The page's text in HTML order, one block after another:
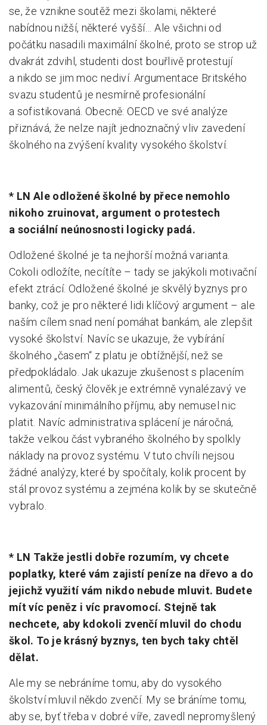
se, že vznikne soutěž mezi školami, některé
nabídnou nižší, některé vyšší… Ale všichni od
počátku nasadili maximální školné, proto se strop už
dvakrát zdvihl, studenti dost bouřlivě protestují
a nikdo se jim moc nediví. Argumentace Britského
svazu studentů je nesmírně profesionální
a sofistikovaná. Obecně: OECD ve své analýze
přiznává, že nelze najít jednoznačný vliv zavedení
školného na zvýšení kvality vysokého školství.
* LN Ale odložené školné by přece nemohlo
nikoho zruinovat, argument o protestech
a sociální neúnosnosti logicky padá.
Odložené školné je ta nejhorší možná varianta.
Cokoli odložíte, necítíte – tady se jakýkoli motivační
efekt ztrácí. Odložené školné je skvělý byznys pro
banky, což je pro některé lidi klíčový argument – ale
naším cílem snad není pomáhat bankám, ale zlepšit
vysoké školství. Navíc se ukazuje, že vybírání
školného „časem“ z platu je obtížnější, než se
předpokládalo. Jak ukazuje zkušenost s placením
alimentů, český člověk je extrémně vynalézavý ve
vykazování minimálního příjmu, aby nemusel nic
platit. Navíc administrativa splácení je náročná,
takže velkou část vybraného školného by spolkly
náklady na provoz systému. V tuto chvíli nejsou
žádné analýzy, které by spočítaly, kolik procent by
stál provoz systému a zejména kolik by se skutečně
vybralo.
* LN Takže jestli dobře rozumím, vy chcete
poplatky, které vám zajistí peníze na dřevo a do
jejichž využití vám nikdo nebude mluvit. Budete
mít víc peněz i víc pravomocí. Stejně tak
nechcete, aby kdokoli zvenčí mluvil do chodu
škol. To je krásný byznys, ten bych taky chtěl
dělat.
Ale my se nebráníme tomu, aby do vysokého
školství mluvil někdo zvenčí. My se bráníme tomu,
aby se, byť třeba v dobré víře, zavedl nepromyšlený